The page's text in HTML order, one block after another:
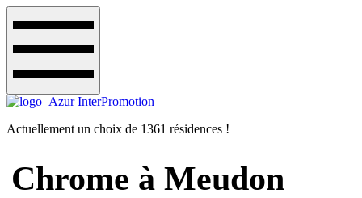
Actuellement un choix de 1361 résidences !
Chrome à Meudon